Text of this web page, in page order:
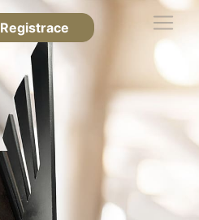
Registrace